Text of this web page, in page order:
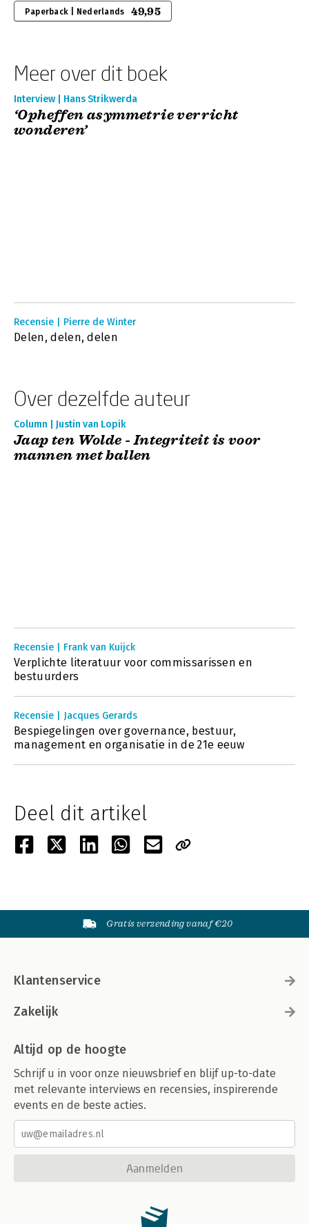
Paperback | Nederlands 49,95
Meer over dit boek
Interview | Hans Strikwerda
‘Opheffen asymmetrie verricht
wonderen’
Recensie | Pierre de Winter
Delen, delen, delen
Over dezelfde auteur
Column | Justin van Lopik
Jaap ten Wolde - Integriteit is voor
mannen met ballen
Recensie | Frank van Kuijck
Verplichte literatuur voor commissarissen en
bestuurders
Recensie | Jacques Gerards
Bespiegelingen over governance, bestuur,
management en organisatie in de 21e eeuw
Deel dit artikel
Gratis verzending vanaf €20
Klantenservice
Zakelijk
Altijd op de hoogte
Schrijf u in voor onze nieuwsbrief en blijf up-to-date
met relevante interviews en recensies, inspirerende
events en de beste acties.
Aanmelden